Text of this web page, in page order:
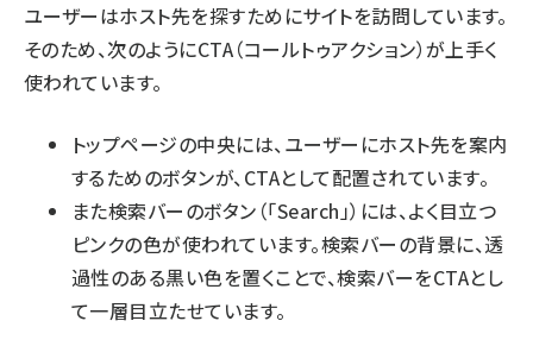
ユーザーはホスト先を探すためにサイトを訪問しています。
そのため、次のようにCTA（コールトゥアクション）が上手く
使われています。
トップページの中央には、ユーザーにホスト先を案内
するためのボタンが、CTAとして配置されています。
また検索バーのボタン（「Search」）には、よく目立つ
ピンクの色が使われています。検索バーの背景に、透
過性のある黒い色を置くことで、検索バーをCTAとし
て一層目立たせています。